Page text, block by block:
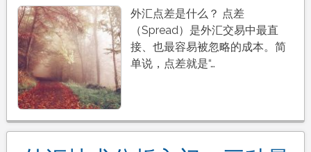
外汇点差是什么？ 点差
（Spread）是外汇交易中最直
接、也最容易被忽略的成本。简
单说，点差就是“…